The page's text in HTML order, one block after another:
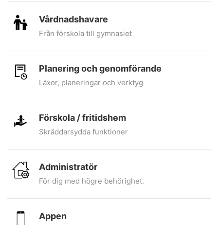
Vårdnadshavare
Från förskola till gymnasiet
Planering och genomförande
Läxor, planeringar och verktyg
Förskola / fritidshem
Skräddarsydda funktioner
Administratör
För dig med högre behörighet.
Appen